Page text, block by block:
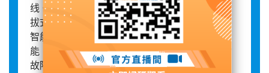
线。通过独有的绝缘螺栓，实现固定式连接和插
拔式维护，相比传统低压开关柜更安全可靠。 2.
智能监测具备全电量和馈线三相温度的采集功
能，支持遥控、遥调，能自动向电脑或手机推动
故障预警和实时告警。 3.能耗监测采用自研电能